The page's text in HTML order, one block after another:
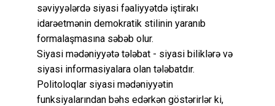
səviyyələrdə siyasi fəaliyyətdə iştirakı
idarəetmənin demokratik stilinin yaranıb
formalaşmasına səbəb olur.
Siyasi mədəniyyətə tələbat - siyasi biliklərə və
siyasi informasiyalara olan tələbatdır.
Politoloqlar siyasi mədəniyyətin
funksiyalarından bəhs edərkən göstərirlər ki,